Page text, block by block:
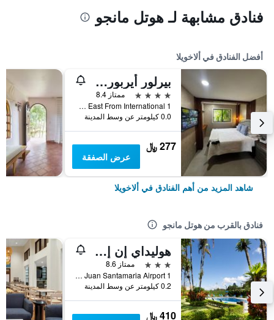
فنادق مشابهة لـ هوتل مانجو
أفضل الفنادق في ألاخويلا
بيرلور أيربورت إن
4 نجوم
ممتاز 8.4
1 Kilometre East From International, ألاخويلا, كوستاريكا
0.0 كيلومتر عن وسط المدينة
277 ﷼
عرض الصفقة
شاهد المزيد من أهم الفنادق في ألاخويلا
فنادق بالقرب من هوتل مانجو
هوليداي إن إكسبرس ان يوزي ك ستا ريكا أيربورا باي آيتش جي
3 نجوم
ممتاز 8.6
1 Km E From Juan Santamaria Airport, ألاخويلا, كوستاريكا
0.2 كيلومتر عن وسط المدينة
410 ﷼